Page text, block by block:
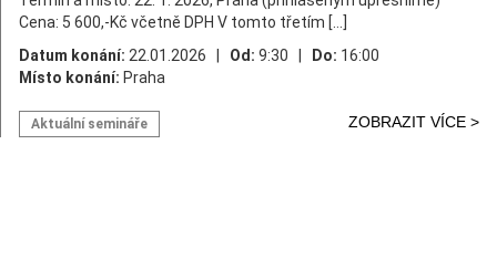
Cena: 5 600,-Kč včetně DPH V tomto třetím […]
Datum konání: 22.01.2026 | Od: 9:30 | Do: 16:00
Místo konání: Praha
Aktuální semináře ZOBRAZIT VÍCE >